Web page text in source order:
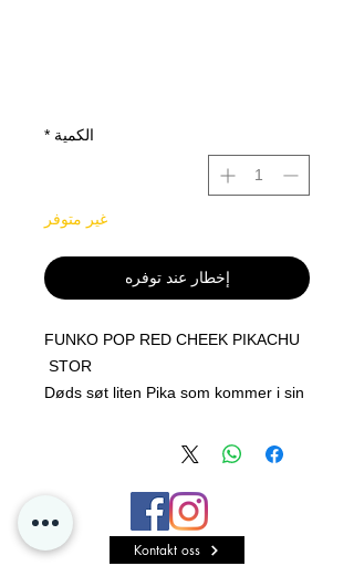
الكمية *
غير متوفر
إخطار عند توفره
FUNKO POP RED CHEEK PIKACHU
STOR
Døds søt liten Pika som kommer i sin
Veldig fin å ta vare på sealed eller
Digger Den artworken !!
Kontakt oss